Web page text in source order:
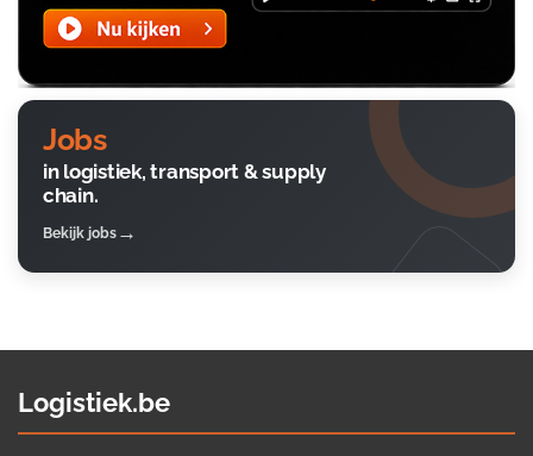
Jobs
in logistiek, transport & supply
chain.
Bekijk jobs
Logistiek.be